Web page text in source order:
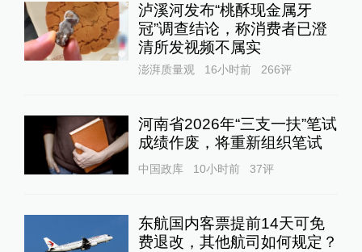
泸溪河发布“桃酥现金属牙
冠”调查结论，称消费者已澄
清所发视频不属实
澎湃质量观 16小时前 266评
河南省2026年“三支一扶”笔试
成绩作废，将重新组织笔试
中国政库 10小时前 37评
东航国内客票提前14天可免
费退改，其他航司如何规定？